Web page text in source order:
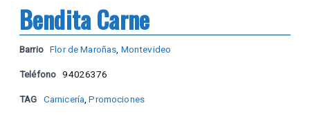
Bendita Carne
Barrio Flor de Maroñas Montevideo
Teléfono 94026376
TAG Carnicería ,Promociones